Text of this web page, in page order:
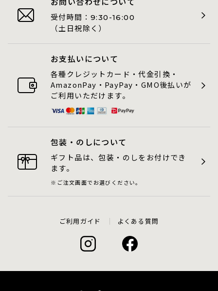
受付時間： 9:30-16:00
（土日祝除く）
お支払いについて
各種クレジットカード・代金引換・
AmazonPay・PayPay・GMO後払いが
ご利用いただけます。
包装・のしについて
ギフト品は、包装・のしをお付けでき
ます。
ご注文画面でお選びください。
ご利用ガイド よくある質問